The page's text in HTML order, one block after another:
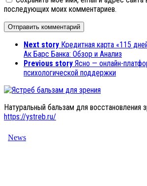
последующих моих комментариев.
Next story Кредитная карта «115
Ак Барс Банка: Обзор и Анализ
Previous story Ясно — онлайн-
психологической поддержки
Натуральный бальзам для восстановления
https://ystreb.ru/